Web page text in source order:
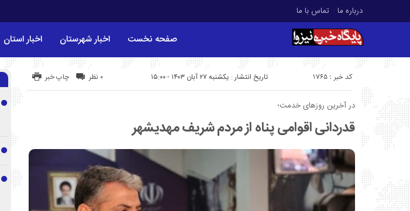
درباره ما تماس با ما
صفحه نخست اخبار شهرستان اخبار استان
تاریخ انتشار : یکشنبه ۲۷ آبان ۱۴۰۳ - ۱۵:۰۰ کد خبر : 1765 چاپ خبر ۰ نظر
در آخرین روزهای خدمت؛
قدردانی اقوامی پناه از مردم شریف مهدیشهر